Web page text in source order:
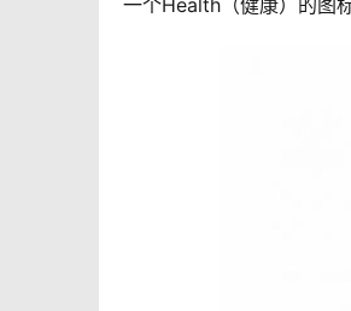
一个Health（健康）的图